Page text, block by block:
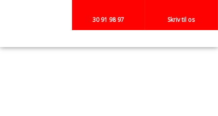
30 91 98 97 Skriv til os